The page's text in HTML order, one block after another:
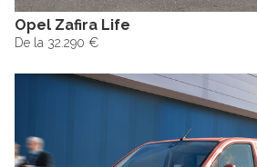
Opel Zafira Life
De la 32.290 €